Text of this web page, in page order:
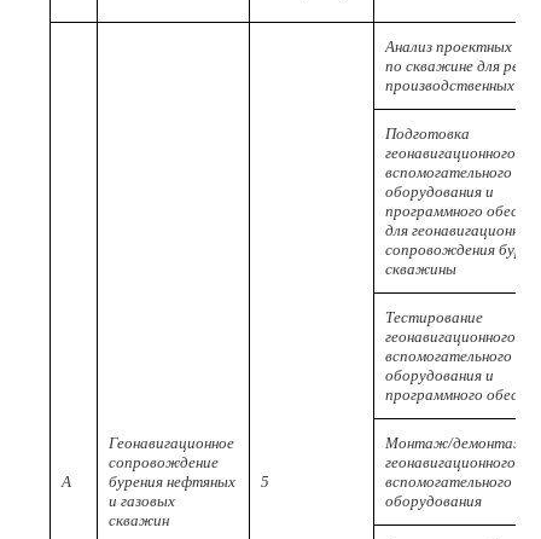
A
Геонавигационное
сопровождение
бурения нефтяных
и газовых
скважин
5
Анализ проектных
по скважине для
производственных
Подготовка
геонавигационного,
вспомогательного
оборудования и
программного
для
сопровождения
скважины
Тестирование
геонавигационного,
вспомогательного
оборудования и
программного
Монтаж/демонтаж
геонавигационного и
вспомогательного
оборудования